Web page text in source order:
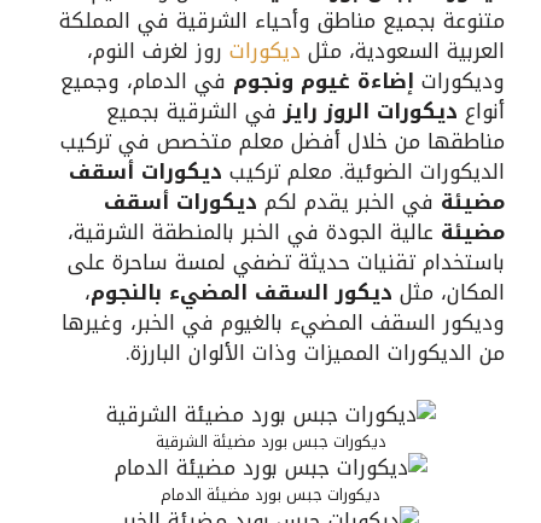
متنوعة بجميع مناطق وأحياء الشرقية في المملكة
العربية السعودية، مثل ديكورات روز لغرف النوم،
وديكورات إضاءة غيوم ونجوم في الدمام، وجميع
أنواع ديكورات الروز رايزفي الشرقية بجميع
مناطقها من خلال أفضل معلم متخصص في تركيب
الديكورات الضوئية. معلم تركيب ديكورات أسقف
مضيئة في الخبر يقدم لكم ديكورات أسقف
مضيئة عالية الجودة في الخبر بالمنطقة الشرقية،
باستخدام تقنيات حديثة تضفي لمسة ساحرة على
المكان، مثل ديكور السقف المضيء بالنجوم،
وديكور السقف المضيء بالغيوم في الخبر، وغيرها
من الديكورات المميزات وذات الألوان البارزة.
ديكورات جبس بورد مضيئة الشرقية
ديكورات جبس بورد مضيئة الدمام